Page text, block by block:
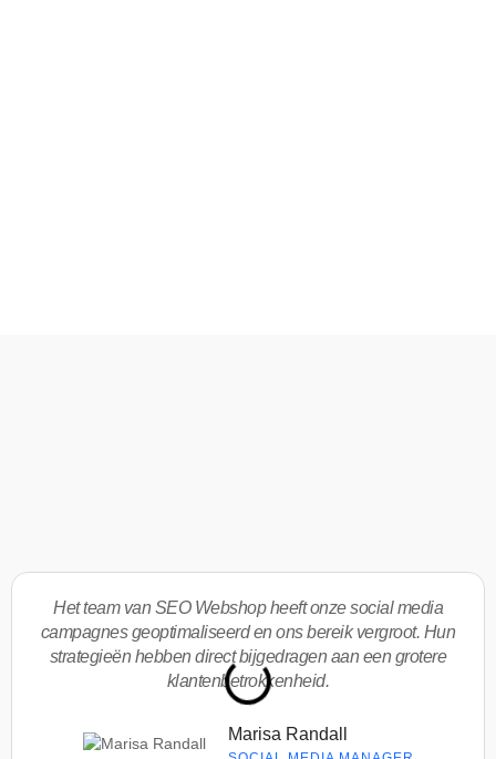
Het team van SEO Webshop heeft onze social media
campagnes geoptimaliseerd en ons bereik vergroot. Hun
strategieën hebben direct bijgedragen aan een grotere
klantenbetrokkenheid.
Marisa Randall